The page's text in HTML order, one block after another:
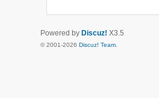
Powered by Discuz! X3.5
© 2001-2026 Discuz! Team